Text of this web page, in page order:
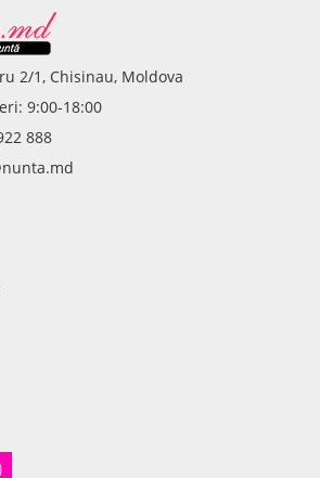
2/1, Chisinau, Moldova
9:00-18:00
888